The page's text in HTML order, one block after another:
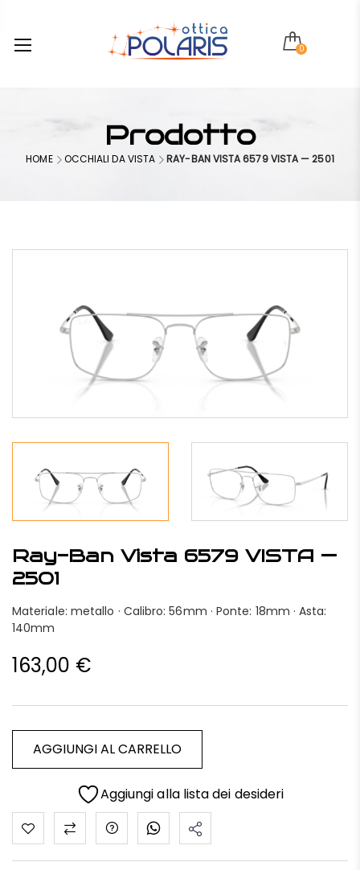
0
Prodotto
HOME OCCHIALI DA VISTA RAY-BAN VISTA 6579 VISTA — 2501
Ray-Ban Vista 6579 VISTA —
2501
Materiale: metallo · Calibro: 56mm · Ponte: 18mm · Asta:
140mm
163,00 €
AGGIUNGI AL CARRELLO
Aggiungi alla lista dei desideri